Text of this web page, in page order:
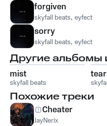
forgiven
skyfall beats, eyfect
sorry
skyfall beats, eyfect
Другие альбомы
mist
skyfall beats
Похожие треки
Cheater
JayNerix